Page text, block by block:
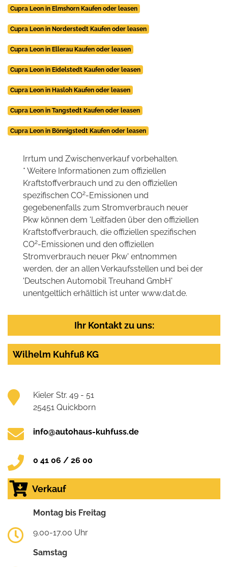
Cupra Leon in Elmshorn Kaufen oder leasen
Cupra Leon in Norderstedt Kaufen oder leasen
Cupra Leon in Ellerau Kaufen oder leasen
Cupra Leon in Eidelstedt Kaufen oder leasen
Cupra Leon in Hasloh Kaufen oder leasen
Cupra Leon in Tangstedt Kaufen oder leasen
Cupra Leon in Bönnigstedt Kaufen oder leasen
Irrtum und Zwischenverkauf vorbehalten.
* Weitere Informationen zum offiziellen
Kraftstoffverbrauch und zu den offiziellen
spezifischen CO2-Emissionen und
gegebenenfalls zum Stromverbrauch neuer
Pkw können dem 'Leitfaden über den offiziellen
Kraftstoffverbrauch, die offiziellen spezifischen
CO2-Emissionen und den offiziellen
Stromverbrauch neuer Pkw' entnommen
werden, der an allen Verkaufsstellen und bei der
'Deutschen Automobil Treuhand GmbH'
unentgeltlich erhältlich ist unter www.dat.de.
Ihr Kontakt zu uns:
Wilhelm Kuhfuß KG
Kieler Str. 49 - 51
25451 Quickborn
info@autohaus-kuhfuss.de
0 41 06 / 26 00
Verkauf
Montag bis Freitag
9.00-17.00 Uhr
Samstag